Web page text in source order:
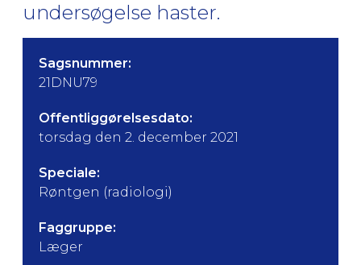
undersøgelse haster.
Sagsnummer:
21DNU79
Offentliggørelsesdato:
torsdag den 2. december 2021
Speciale:
Røntgen (radiologi)
Faggruppe:
Læger